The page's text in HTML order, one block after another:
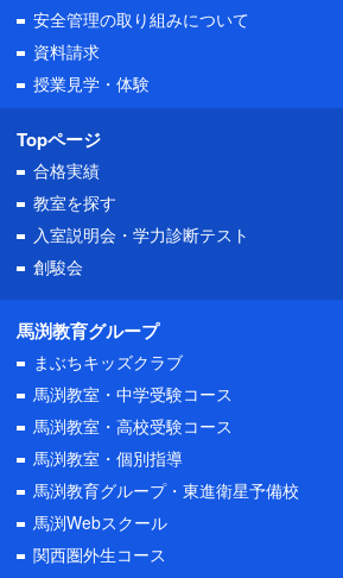
安全管理の取り組みについて
資料請求
授業見学・体験
Topページ
合格実績
教室を探す
入室説明会・ 学力診断テスト
創駿会
馬渕教育グループ
まぶちキッズクラブ
馬渕教室・中学受験コース
馬渕教室・高校受験コース
馬渕教室・個別指導
馬渕教育グループ・東進衛星予備校
馬渕Webスクール
関西圏外生コース